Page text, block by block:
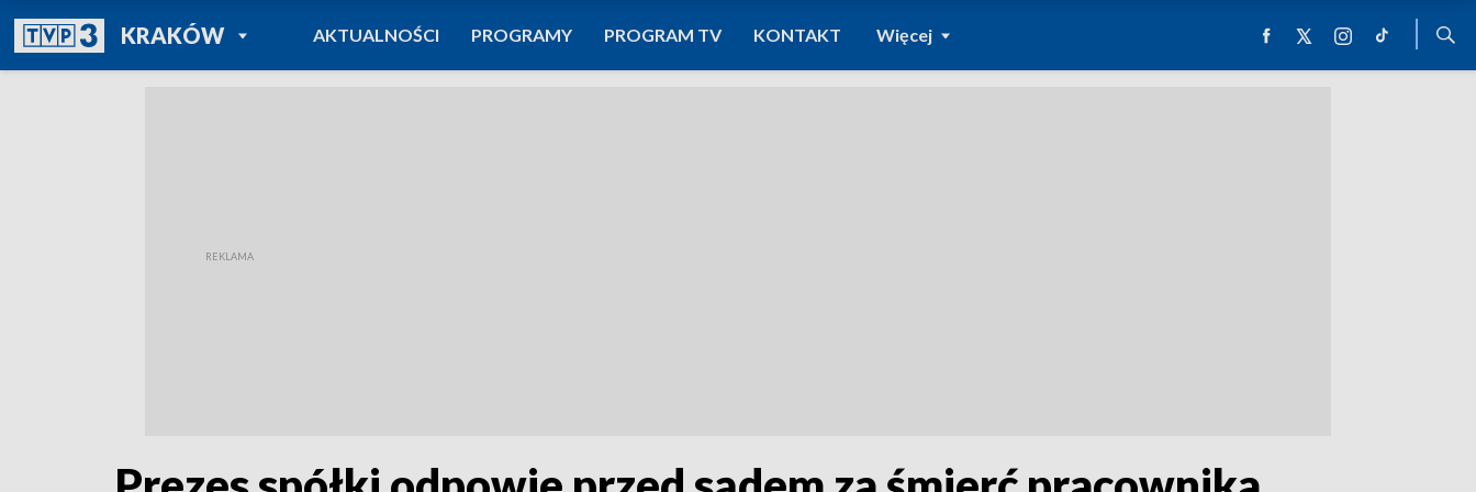
KRAKÓWPOWRÓT DO
TVP REGIONY
AKTUALNOŚCI PROGRAMY PROGRAM TV KONTAKT Więcej